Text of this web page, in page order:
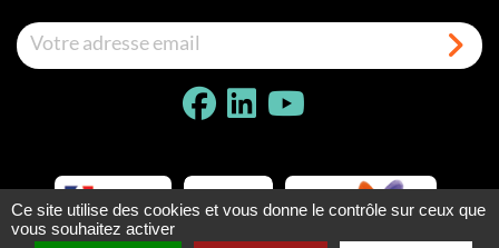
Ce site utilise des cookies et vous donne le contrôle sur ceux que
vous souhaitez activer